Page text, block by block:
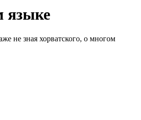
языке
не зная хорватского, о многом